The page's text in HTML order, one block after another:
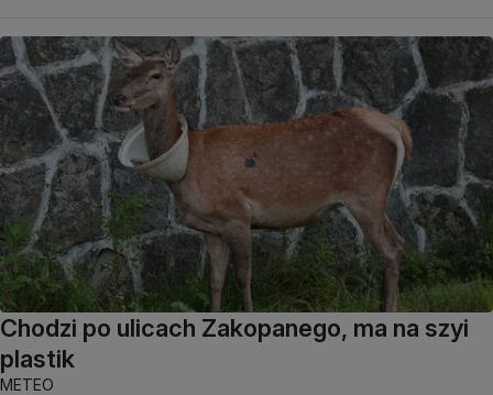
Chodzi po ulicach Zakopanego, ma na szyi
plastik
METEO